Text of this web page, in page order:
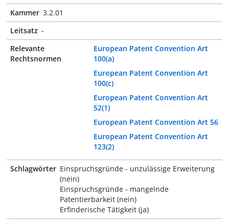
Kammer 3.2.01
Leitsatz -
Relevante
Rechtsnormen
European Patent Convention Art
100(a)
European Patent Convention Art
100(c)
European Patent Convention Art
52(1)
European Patent Convention Art 56
European Patent Convention Art
123(2)
Schlagwörter Einspruchsgründe - unzulässige Erweiterung
(nein)
Einspruchsgründe - mangelnde
Patentierbarkeit (nein)
Erfinderische Tätigkeit (ja)